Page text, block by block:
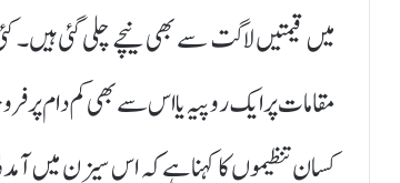
مقامات پر ایک روپیہ یا اس سے بھی کم دام پر
کسان تنظیموں کا کہنا ہے کہ اس سیزن میں